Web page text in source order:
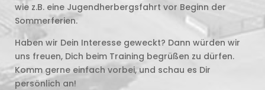
wie z.B. eine Jugendherbergsfahrt vor Beginn der
Sommerferien.
Haben wir Dein Interesse geweckt? Dann würden wir
uns freuen, Dich beim Training begrüßen zu dürfen.
Komm gerne einfach vorbei, und schau es Dir
persönlich an!